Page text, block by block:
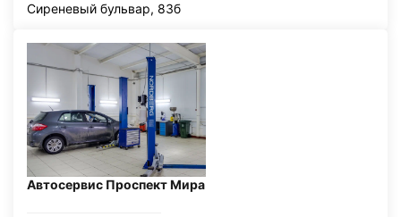
Сиреневый бульвар, 83б
Автосервис Проспект Мира